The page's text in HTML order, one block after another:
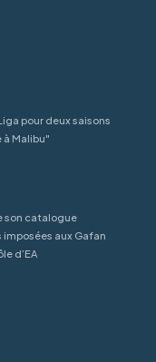
pour deux saisons
à Malibu"
son catalogue
aux Gafan
d’EA